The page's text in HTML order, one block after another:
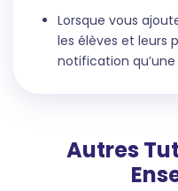
Lorsque vous
les élèves et leurs
notification
Autres